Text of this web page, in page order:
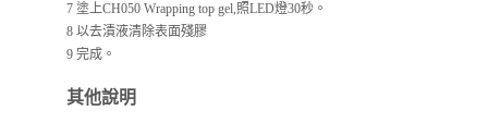
7 塗上CH050 Wrapping top gel,照LED燈30秒。
8 以去漬液清除表面殘膠
9 完成。
其他說明